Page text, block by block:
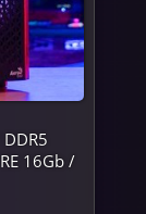
16Gb /